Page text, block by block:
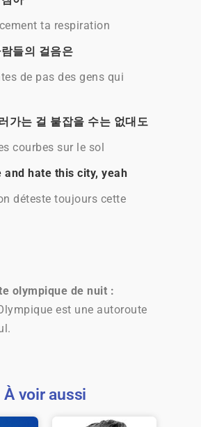
ta respiration
들의 걸음은
de pas des gens qui
가는 걸 붙잡을 수는 없대도
courbes sur le sol
and hate this city, yeah
déteste toujours cette
olympique de nuit :
est une autoroute
À voir aussi